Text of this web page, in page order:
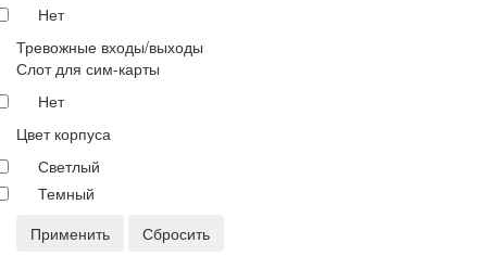
Нет
Тревожные входы/выходы
Слот для сим-карты
Нет
Цвет корпуса
Светлый
Темный
Применить
Сбросить